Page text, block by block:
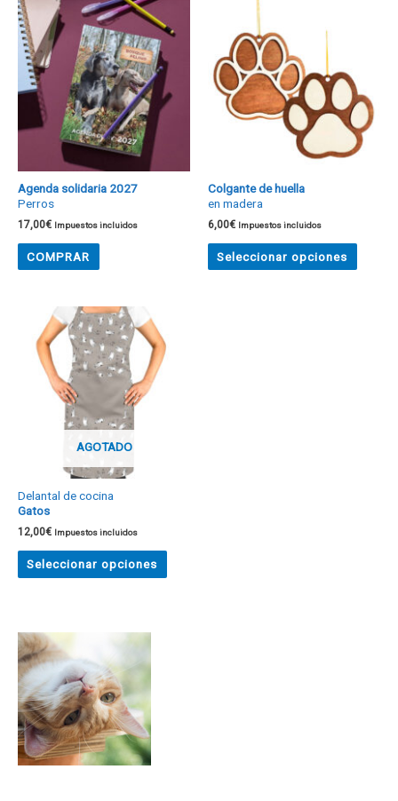
Agenda solidaria 2027
Perros
17,00€ Impuestos incluidos
COMPRAR
Colgante de huella
en madera
6,00€ Impuestos incluidos
Seleccionar opciones
AGOTADO
Delantal de cocina
Gatos
12,00€ Impuestos incluidos
Seleccionar opciones